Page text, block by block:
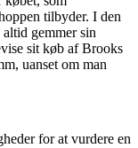
tilbyder. I den
gemmer sin
sit køb af Brooks
uanset om man
for at vurdere en